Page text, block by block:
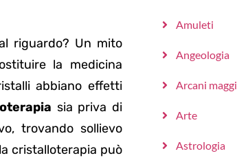
riguardo? Un mito
la medicina
abbiano effetti
sia priva di
trovando sollievo
cristalloterapia può
Amuleti
Angeologia
Arcani
Arte
Astrologia